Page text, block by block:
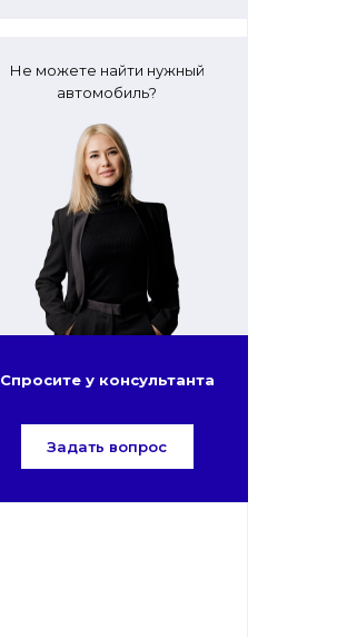
Не можете найти нужный
автомобиль?
Спросите у консультанта
Задать вопрос